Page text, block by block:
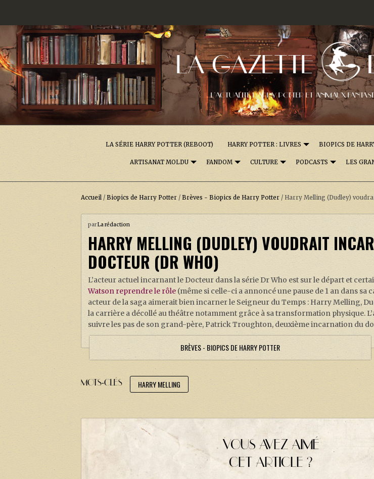
LA GAZETTE
L'ACTUALITÉ HARRY POTTER ET ANIMAUX
LA SÉRIE HARRY POTTER (REBOOT) HARRY POTTER : LIVRES BIOPICS DE
ARTISANAT MOLDU FANDOM CULTURE PODCASTS LES
Accueil /Biopics de Harry Potter /Brèves - Biopics de Harry Potter / Harry Melling (Dudley)
parLa rédaction
HARRY MELLING (DUDLEY) VOUDRAIT
DOCTEUR (DR WHO)
L’acteur actuel incarnant le Docteur dans la série Dr Who est sur le départ et
Watson reprendre le rôle (même si celle-ci a annoncé une pause de 1 an dans sa
acteur de la saga aimerait bien incarner le Seigneur du Temps : Harry Melling,
la carrière a décollé au théâtre notamment grâce à sa transformation physique.
suivre les pas de son grand-père, Patrick Troughton, deuxième incarnation du
BRÈVES - BIOPICS DE HARRY POTTER
MOTS-CLÉS HARRY MELLING
VOUS AVEZ AIMÉ
CET ARTICLE ?